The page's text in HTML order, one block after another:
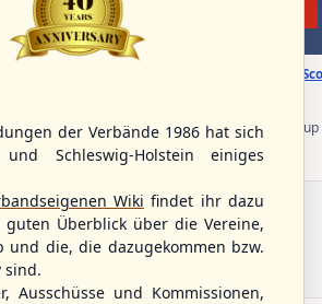
BOTTOM 6
- Group
WBSC Europe
Box-
Championship B Pool 2026 - Group
Spain
HBV
der Verbände 1986 hat sich
Schleswig-Holstein einiges
Wiki findet ihr dazu
Überblick über die Vereine,
und die, die dazugekommen bzw.
sind.
Ausschüsse und Kommissionen,